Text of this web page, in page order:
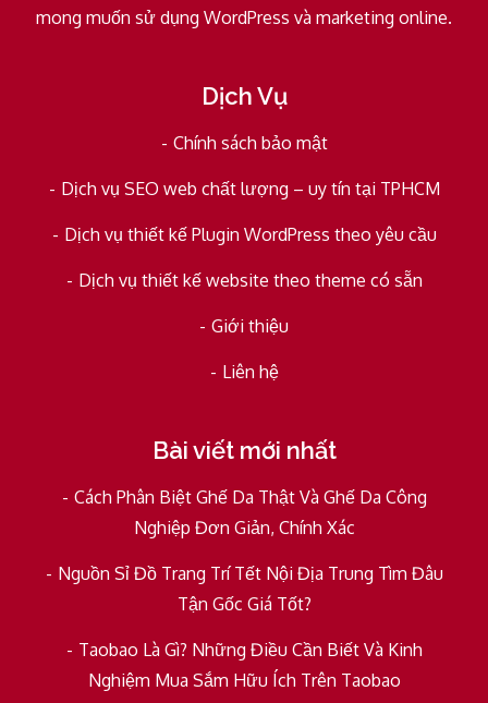
mong muốn sử dụng WordPress và marketing online.
Dịch Vụ
Chính sách bảo mật
Dịch vụ SEO web chất lượng – uy tín tại TPHCM
Dịch vụ thiết kế Plugin WordPress theo yêu cầu
Dịch vụ thiết kế website theo theme có sẵn
Giới thiệu
Liên hệ
Bài viết mới nhất
Cách Phân Biệt Ghế Da Thật Và Ghế Da Công
Nghiệp Đơn Giản, Chính Xác
Nguồn Sỉ Đồ Trang Trí Tết Nội Địa Trung Tìm Đâu
Tận Gốc Giá Tốt?
Taobao Là Gì? Những Điều Cần Biết Và Kinh
Nghiệm Mua Sắm Hữu Ích Trên Taobao